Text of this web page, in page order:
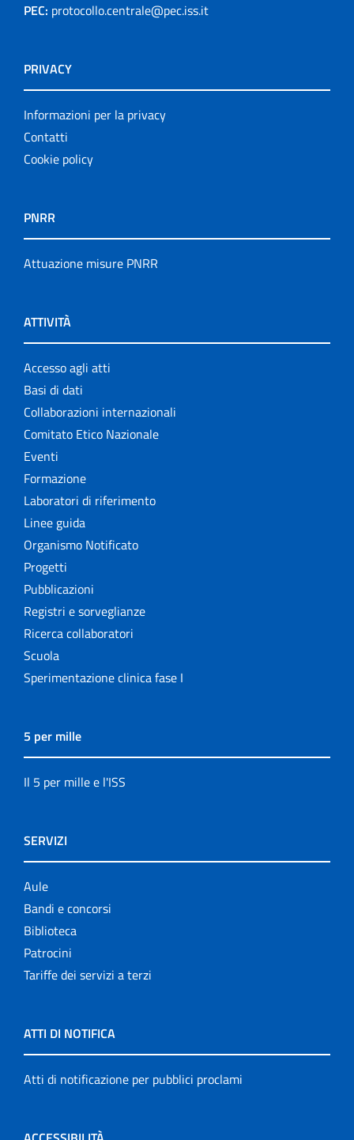
PEC: protocollo.centrale@pec.iss.it
PRIVACY
Informazioni per la privacy
Contatti
Cookie policy
PNRR
Attuazione misure PNRR
ATTIVITÀ
Accesso agli atti
Basi di dati
Collaborazioni internazionali
Comitato Etico Nazionale
Eventi
Formazione
Laboratori di riferimento
Linee guida
Organismo Notificato
Progetti
Pubblicazioni
Registri e sorveglianze
Ricerca collaboratori
Scuola
Sperimentazione clinica fase I
5 per mille
Il 5 per mille e l'ISS
SERVIZI
Aule
Bandi e concorsi
Biblioteca
Patrocini
Tariffe dei servizi a terzi
ATTI DI NOTIFICA
Atti di notificazione per pubblici proclami